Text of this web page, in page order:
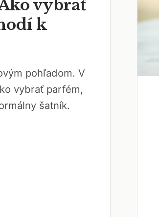
vybrať
k
pohľadom. V
vybrať parfém,
šatník.